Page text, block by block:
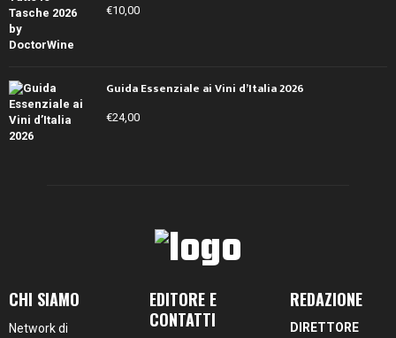
€10,00
Guida Essenziale ai Vini d’Italia 2026
€24,00
CHI SIAMO
Network di
EDITORE E
CONTATTI
REDAZIONE
DIRETTORE